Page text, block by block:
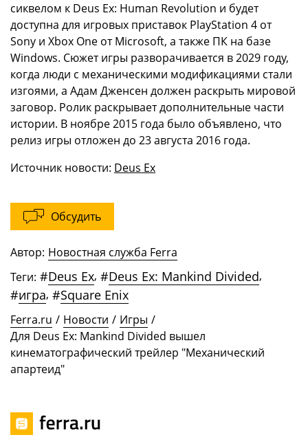
сиквелом к Deus Ex: Human Revolution и будет
доступна для игровых приставок PlayStation 4 от
Sony и Xbox One от Microsoft, а также ПК на базе
Windows. Сюжет игры разворачивается в 2029 году,
когда люди с механическими модификациями стали
изгоями, а Адам Дженсен должен раскрыть мировой
заговор. Ролик раскрывает дополнительные части
истории. В ноябре 2015 года было объявлено, что
релиз игры отложен до 23 августа 2016 года.
Источник новости: Deus Ex
Обсудить
Автор: Новостная служба Ferra
Теги: #Deus Ex, #Deus Ex: Mankind Divided,
#игра, #Square Enix
Ferra.ru / Новости / Игры /
Для Deus Ex: Mankind Divided вышел
кинематографический трейлер "Механический
апартеид"